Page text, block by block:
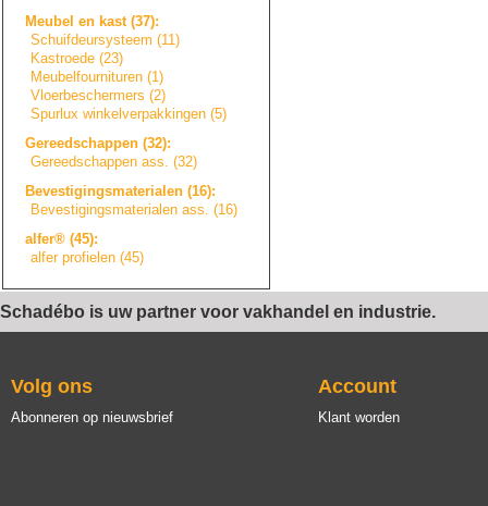
Meubel en kast (37):
Schuifdeursysteem (11)
Kastroede (23)
Meubelfournituren (1)
Vloerbeschermers (2)
Spurlux winkelverpakkingen (5)
Gereedschappen (32):
Gereedschappen ass. (32)
Bevestigingsmaterial en (16):
Bevestigingsmaterialen ass. (16)
alfer® (45):
alfer profielen (45)
Schadébo is uw partner voor vakhandel en industrie.
Volg ons
Abonneren op nieuwsbrief
Account
Klant worden